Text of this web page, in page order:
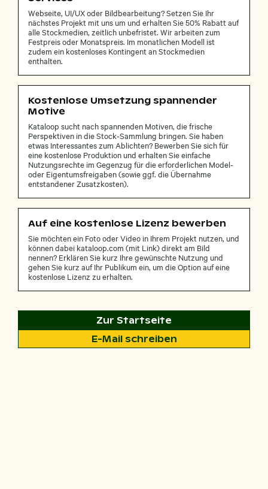
Webseite, UI/UX oder Bildbearbeitung? Setzen Sie Ihr
nächstes Projekt mit uns um und erhalten Sie 50% Rabatt auf
alle Stockmedien, zeitlich unbefristet. Wir arbeiten zum
Festpreis oder Monatspreis. Im monatlichen Modell ist
zudem ein kostenloses Kontingent an Stockmedien
enthalten.
Kostenlose Umsetzung spannender
Motive
Kataloop sucht nach spannenden Motiven, die frische
Perspektiven in die Stock-Sammlung bringen. Sie haben
etwas Interessantes zum Ablichten? Bewerben Sie sich für
eine kostenlose Produktion und erhalten Sie einfache
Nutzungsrechte im Gegenzug für die erforderlichen Model-
oder Eigentumsfreigaben (sowie ggf. die Übernahme
entstandener Zusatzkosten).
Auf eine kostenlose Lizenz bewerben
Sie möchten ein Foto oder Video in Ihrem Projekt nutzen, und
können dabei kataloop.com (mit Link) direkt am Bild
nennen? Erklären Sie kurz Ihre gewünschte Nutzung und
gehen Sie kurz auf Ihr Publikum ein, um die Option auf eine
kostenlose Lizenz zu erhalten.
Zur Startseite
E-Mail schreiben